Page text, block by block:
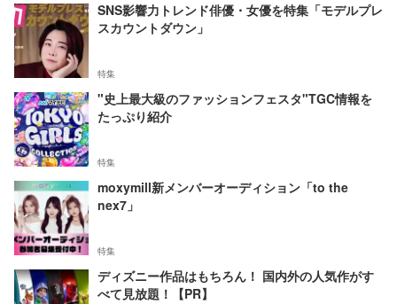
SNS影響力トレンド俳優・女優を特集「モデルプレ
スカウントダウン」
特集
"史上最大級のファッションフェスタ"TGC情報を
たっぷり紹介
特集
moxymill新メンバーオーディション「to the
nex7」
特集
ディズニー作品はもちろん！ 国内外の人気作がす
べて見放題！【PR】